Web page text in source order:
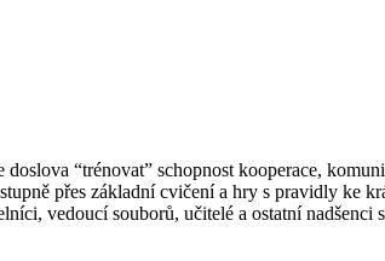
“trénovat” schopnost kooperace,
přes základní cvičení a hry s pravidly ke
vedoucí souborů, učitelé a ostatní nadšenci